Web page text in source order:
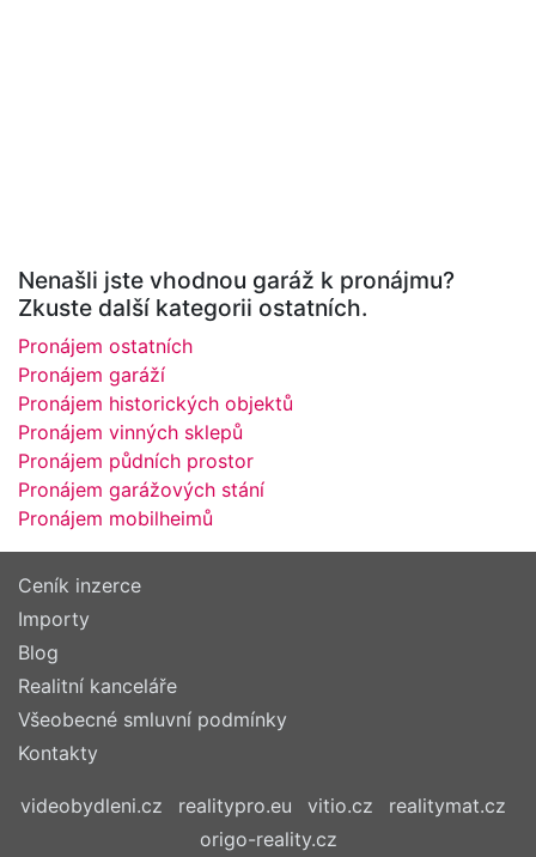
Nenašli jste vhodnou garáž k pronájmu?
Zkuste další kategorii ostatních.
Pronájem ostatních
Pronájem garáží
Pronájem historických objektů
Pronájem vinných sklepů
Pronájem půdních prostor
Pronájem garážových stání
Pronájem mobilheimů
Ceník inzerce
Importy
Blog
Realitní kanceláře
Všeobecné smluvní podmínky
Kontakty
videobydleni.cz realitypro.eu vitio.cz
realitymat.cz
origo-reality.cz